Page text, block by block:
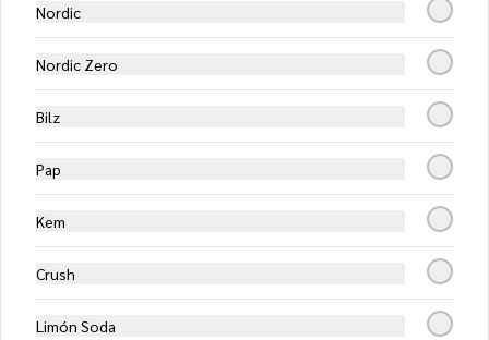
Salsa de tomates, mozzarella, jamón,
champiñones y aceituna negras
Del campo (Familiar)
Salsa de tomates, mozzarella, carne,
Nordic
Nordic Zero
Bilz
Pap
Kem
Crush
Limón Soda